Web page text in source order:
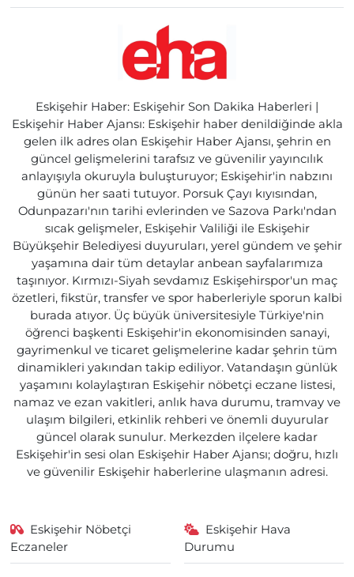
Eskişehir Haber: Eskişehir Son Dakika Haberleri |
Eskişehir Haber Ajansı: Eskişehir haber denildiğinde akla
gelen ilk adres olan Eskişehir Haber Ajansı, şehrin en
güncel gelişmelerini tarafsız ve güvenilir yayıncılık
anlayışıyla okuruyla buluşturuyor; Eskişehir'in nabzını
günün her saati tutuyor. Porsuk Çayı kıyısından,
Odunpazarı'nın tarihi evlerinden ve Sazova Parkı'ndan
sıcak gelişmeler, Eskişehir Valiliği ile Eskişehir
Büyükşehir Belediyesi duyuruları, yerel gündem ve şehir
yaşamına dair tüm detaylar anbean sayfalarımıza
taşınıyor. Kırmızı-Siyah sevdamız Eskişehirspor'un maç
özetleri, fikstür, transfer ve spor haberleriyle sporun kalbi
burada atıyor. Üç büyük üniversitesiyle Türkiye'nin
öğrenci başkenti Eskişehir'in ekonomisinden sanayi,
gayrimenkul ve ticaret gelişmelerine kadar şehrin tüm
dinamikleri yakından takip ediliyor. Vatandaşın günlük
yaşamını kolaylaştıran Eskişehir nöbetçi eczane listesi,
namaz ve ezan vakitleri, anlık hava durumu, tramvay ve
ulaşım bilgileri, etkinlik rehberi ve önemli duyurular
güncel olarak sunulur. Merkezden ilçelere kadar
Eskişehir'in sesi olan Eskişehir Haber Ajansı; doğru, hızlı
ve güvenilir Eskişehir haberlerine ulaşmanın adresi.
Eskişehir Nöbetçi
Eczaneler
Eskişehir Hava
Durumu